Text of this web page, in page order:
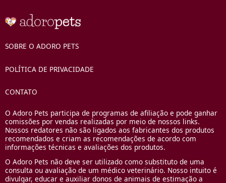
SOBRE O ADORO PETS
POLÍTICA DE PRIVACIDADE
CONTATO
O Adoro Pets participa de programas de afiliação e pode ganhar
comissões por vendas realizadas por meio de nossos links.
Nossos redatores não são ligados aos fabricantes dos produtos
recomendados e criam as recomendações de acordo com
informações técnicas e avaliações dos produtos.
O Adoro Pets não deve ser utilizado como substituto de uma
consulta ou avaliação de um médico veterinário. Nosso intuito é
divulgar, educar e auxiliar donos de animais de estimação a